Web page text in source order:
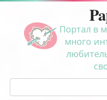
Перейти
контенту
Портал в
много
Поиск: